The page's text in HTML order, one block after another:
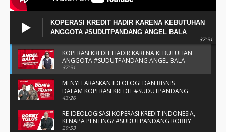
KOPERASI KREDIT HADIR KARENA KEBUTUHAN
ANGGOTA #SUDUTPANDANG ANGEL BALA
37:51
KOPERASI KREDIT HADIR KARENA KEBUTUHAN
ANGGOTA #SUDUTPANDANG ANGEL BALA
37:51
MENYELARASKAN IDEOLOGI DAN BISNIS
DALAM KOPERASI KREDIT #SUDUTPANDANG
BAPAK ROMI & BAPAK FRANSU
43:26
RE-IDEOLOGISASI KOPERASI KREDIT INDONESIA,
KENAPA PENTING? #SUDUTPANDANG ROBBY
TULUS
29:53